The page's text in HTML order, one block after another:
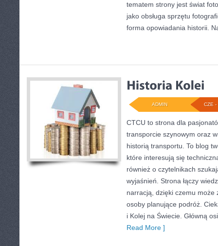
tematem strony jest świat
jako obsługa sprzętu
forma opowiadania historii.
CZE -
ADMIN
CTCU to strona dla
transporcie szynowym oraz
historią transportu. To blog
które interesują się
również o czytelnikach
wyjaśnień. Strona łączy
narracją, dzięki czemu może
osoby planujące podróż.
i Kolej na Świecie. Główną
Read More ]